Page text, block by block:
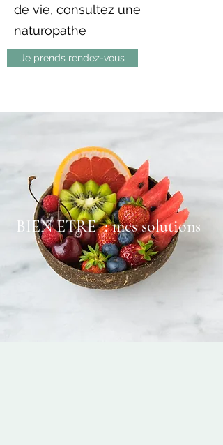
de vie, consultez une
naturopathe
Je prends rendez-vous
BIEN ETRE : mes solutions